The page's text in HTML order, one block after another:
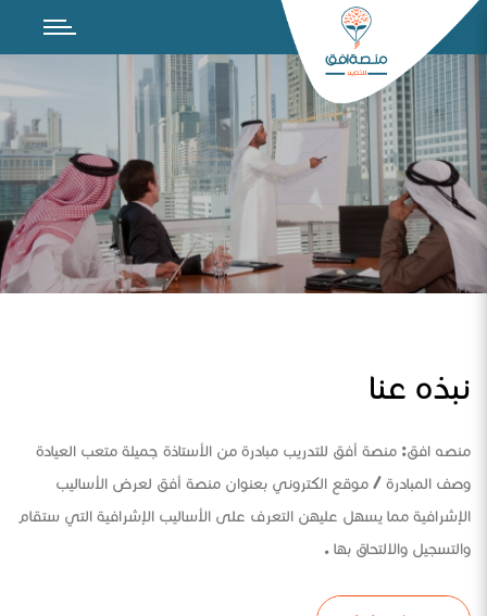
نبذه عنا
منصه افق: منصة أفق للتدريب مبادرة من الأستاذة جميلة متعب العيادة
وصف المبادرة / موقع الكتروني بعنوان منصة أفق لعرض الأساليب
الإشرافية مما يسهل عليهن التعرف على الأساليب الإشرافية التي ستقام
والتسجيل والالتحاق بها .